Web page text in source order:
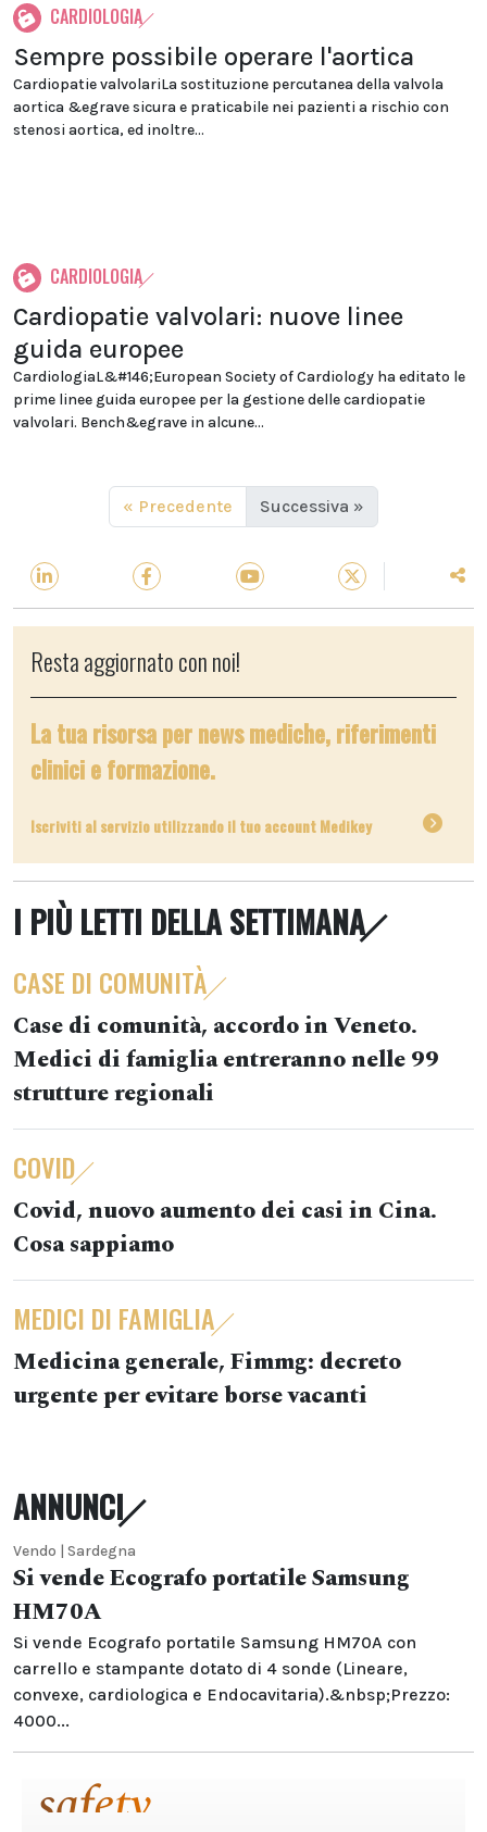
CARDIOLOGIA
Sempre possibile operare l'aortica
Cardiopatie valvolariLa sostituzione percutanea della valvola
aortica &egrave sicura e praticabile nei pazienti a rischio con
stenosi aortica, ed inoltre...
CARDIOLOGIA
Cardiopatie valvolari: nuove linee
guida europee
CardiologiaL&#146;European Society of Cardiology ha editato le
prime linee guida europee per la gestione delle cardiopatie
valvolari. Bench&egrave in alcune...
« Precedente Successiva »
Resta aggiornato con noi!
La tua risorsa per news mediche, riferimenti
clinici e formazione.
Iscriviti al servizio utilizzando il tuo account Medikey
I PIÙ LETTI DELLA SETTIMANA
CASE DI COMUNITÀ
Case di comunità, accordo in Veneto.
Medici di famiglia entreranno nelle 99
strutture regionali
COVID
Covid, nuovo aumento dei casi in Cina.
Cosa sappiamo
MEDICI DI FAMIGLIA
Medicina generale, Fimmg: decreto
urgente per evitare borse vacanti
ANNUNCI
Vendo | Sardegna
Si vende Ecografo portatile Samsung
HM70A
Si vende Ecografo portatile Samsung HM70A con
carrello e stampante dotato di 4 sonde (Lineare,
convexe, cardiologica e Endocavitaria).&nbsp;Prezzo:
4000...